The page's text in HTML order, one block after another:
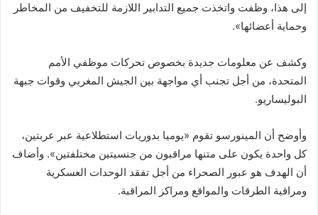
إلى هذا، وظفت واتخذت جميع التدابير اللازمة للتخفيف من المخاطر
وحماية أعضائها».
وكشف عن معلومات جديدة بخصوص تحركات موظفي الأمم
المتحدة، من أجل تجنب أي مواجهة بين الجيش المغربي وقوات جبهة
البوليساريو.
وأوضح أن المينورسو تقوم «يوميا بدوريات استطلاعية عبر عربتين،
كل واحدة يكون على متنها مراقبون من جنسيتين مختلفتين». وأضاف
أن الهدف هو عبور الصحراء من أجل تفقد الوحدات العسكرية
ومراقبة الطرقات والمواقع ومراكز المراقبة.